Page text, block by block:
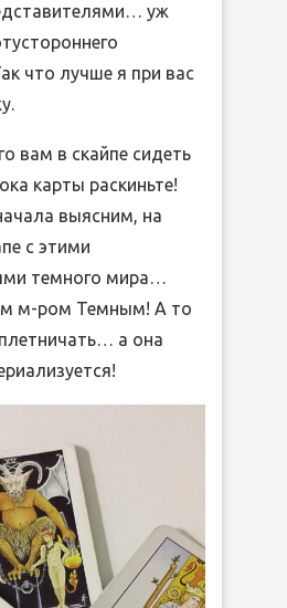
уж
что лучше я при вас
вам в скайпе сидеть
карты раскиньте!
выясним, на
с этими
темного мира…
м-ром Темным! А то
а она